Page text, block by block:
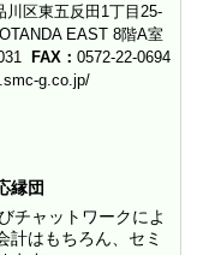
川区東五反田1丁目25-
EAST 8階A室
FAX： 0572-22-0694
g.co.jp/
縁団
チャットワークによ
計はもちろん、セミ